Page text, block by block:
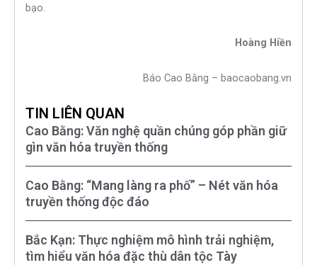
bạo.
Hoàng Hiền
Báo Cao Bằng – baocaobang.vn
TIN LIÊN QUAN
Cao Bằng: Văn nghệ quần chúng góp phần giữ
gìn văn hóa truyền thống
Cao Bằng: “Mang làng ra phố” – Nét văn hóa
truyền thống độc đáo
Bắc Kạn: Thực nghiệm mô hình trải nghiệm,
tìm hiểu văn hóa đặc thù dân tộc Tày